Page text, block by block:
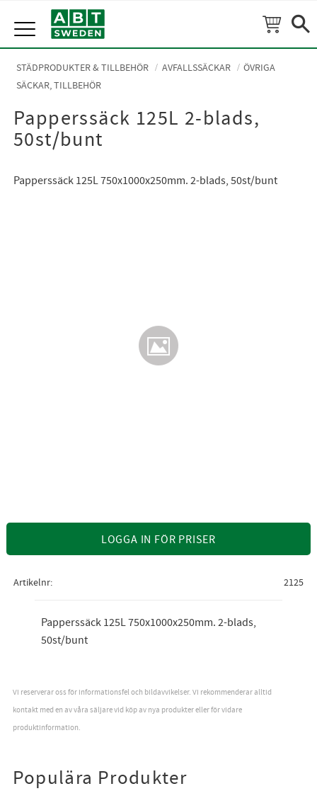
Meny
STÄDPRODUKTER & TILLBEHÖR AVFALLSSÄCKAR
ÖVRIGA
SÄCKAR, TILLBEHÖR
Papperssäck 125L 2-blads,
50st/bunt
Papperssäck 125L 750x1000x250mm. 2-blads, 50st/bunt
LOGGA IN FÖR PRISER
Artikelnr 2125
Papperssäck 125L 750x1000x250mm. 2-blads,
50st/bunt
Vi reserverar oss för informationsfel och bildavvikelser. Vi rekommenderar alltid
kontakt med en av våra säljare vid köp av nya produkter eller för vidare
produktinformation.
Populära Produkter